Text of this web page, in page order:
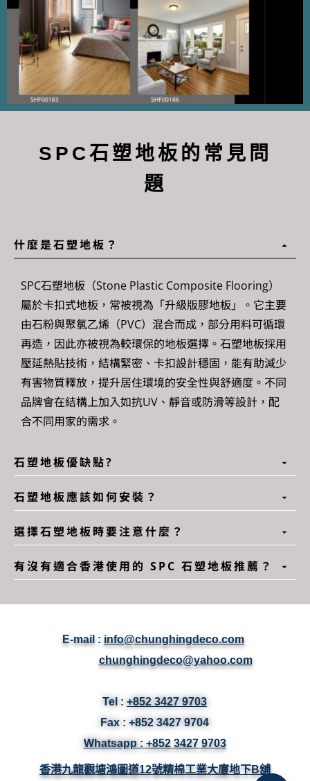
SPC石塑地板的常見問
題
什麼是石塑地板？
SPC石塑地板 （Stone Plastic Composite Flooring）
屬於卡扣式地板，常被視為「升級版膠地板」。它主要
由石粉與聚氯乙烯（PVC）混合而成，部分用料可循環
再造，因此亦被視為較環保的地板選擇。 石塑地板採用
壓延熱貼技術，結構緊密、卡扣設計穩固，能有助減少
有害物質釋放，提升居住環境的安全性與舒適度。不同
品牌會在結構上加入如抗UV、靜音或防滑等設計，配
合不同用家的需求。
石塑地板優缺點?
石塑地板應該如何安裝？
選擇石塑地板時要注意什麼？
有沒有適合香港使用的 SPC 石塑地板推薦？
E-mail : info@chunghingdeco.com
chunghingdeco@yahoo.com
Tel : +852 3427 9703
Fax : +852 3427 9704
Whatsapp : +852 3427 9703
香港九龍觀塘鴻圖道12號精棉工業大廈地下B舖